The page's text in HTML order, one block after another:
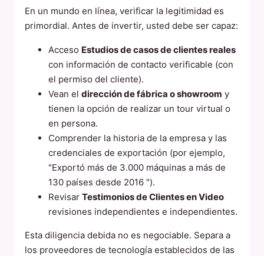
En un mundo en línea, verificar la legitimidad es
primordial. Antes de invertir, usted debe ser capaz:
Acceso Estudios de casos de clientes reales
con información de contacto verificable (con
el permiso del cliente).
Vean el dirección de fábrica o showroom y
tienen la opción de realizar un tour virtual o
en persona.
Comprender la historia de la empresa y las
credenciales de exportación (por ejemplo,
"Exportó más de 3.000 máquinas a más de
130 países desde 2016 ").
Revisar Testimonios de Clientes en Video
revisiones independientes e independientes.
Esta diligencia debida no es negociable. Separa a
los proveedores de tecnología establecidos de las